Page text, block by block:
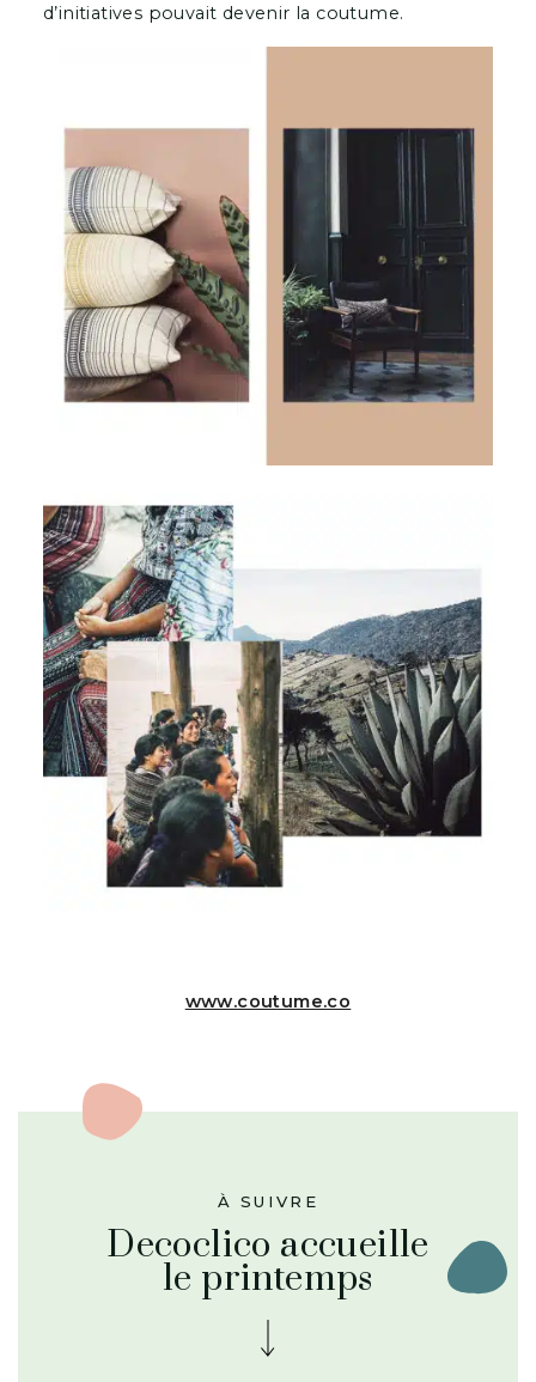
d’initiatives pouvait devenir la coutume.
www.coutume.co
À SUIVRE
Decoclico accueille
le printemps